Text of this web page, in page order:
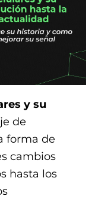
y su
de
forma de
cambios
hasta los